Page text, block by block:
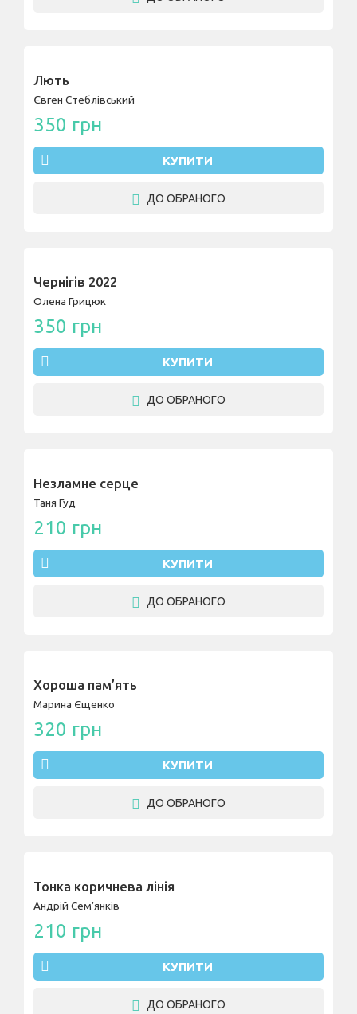
Лють
Євген Стеблівський
350 грн
КУПИТИ
ДО ОБРАНОГО
Чернігів 2022
Олена Грицюк
350 грн
КУПИТИ
ДО ОБРАНОГО
Незламне серце
Таня Гуд
210 грн
КУПИТИ
ДО ОБРАНОГО
Хороша пам’ять
Марина Єщенко
320 грн
КУПИТИ
ДО ОБРАНОГО
Тонка коричнева лінія
Андрій Сем’янків
210 грн
КУПИТИ
ДО ОБРАНОГО